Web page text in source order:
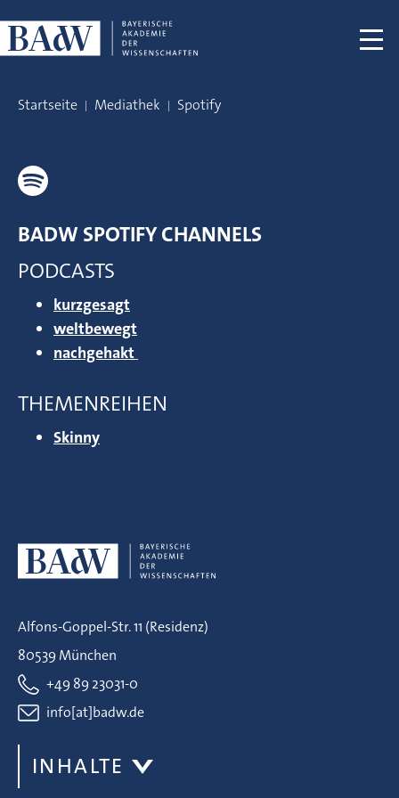
Startseite Mediathek Spotify
BADW SPOTIFY CHANNELS
PODCASTS
kurzgesagt
weltbewegt
nachgehakt
THEMENREIHEN
Skinny
Alfons-Goppel-Str. 11 (Residenz)
80539 München
+49 89 23031-0
info[at]badw.de
INHALTE